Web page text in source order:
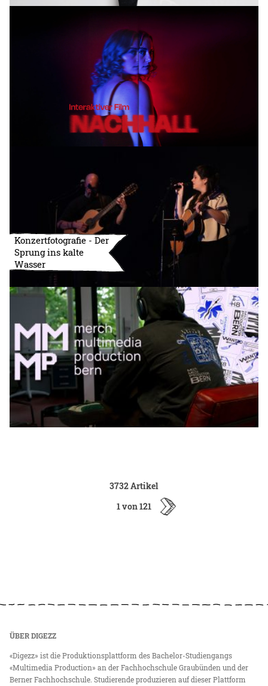
Konzertfotografie - Der
Sprung ins kalte
Wasser
3732 Artikel
1 von 121
ÜBER DIGEZZ
«Digezz» ist die Produktionsplattform des Bachelor-Studiengangs
«Multimedia Production» an der Fachhochschule Graubünden und der
Berner Fachhochschule. Studierende produzieren auf dieser Plattform